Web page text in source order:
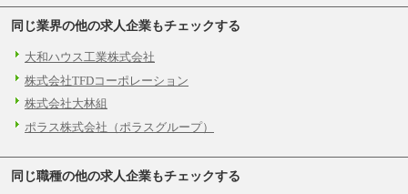
同じ業界の他の求人企業もチェックする
大和ハウス工業株式会社
株式会社TFDコーポレーション
株式会社大林組
ポラス株式会社（ポラスグループ）
同じ職種の他の求人企業もチェックする